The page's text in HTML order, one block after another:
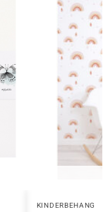
KINDERBEHANG